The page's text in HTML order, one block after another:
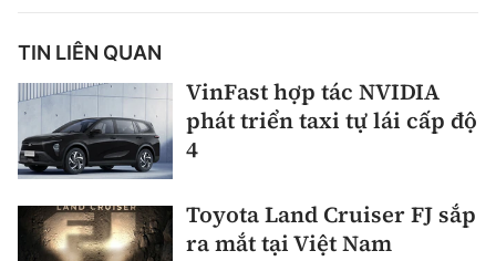
TIN LIÊN QUAN
VinFast hợp tác NVIDIA
phát triển taxi tự lái cấp độ
4
Toyota Land Cruiser FJ sắp
ra mắt tại Việt Nam